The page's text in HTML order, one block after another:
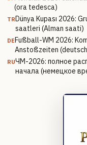
(ora tedesca)
TR Dünya Kupası 2026:
saatleri (Alman saati)
DE Fußball-WM 2026:
Anstoßzeiten
RUЧМ-2026: полное
начала (немецкое